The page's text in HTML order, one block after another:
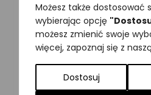
Możesz także dostosować
wybierając opcję
możesz zmienić swoje
więcej, zapoznaj się z
Dostosuj
Najniższa cena
SKU:Brak
Kategorie: